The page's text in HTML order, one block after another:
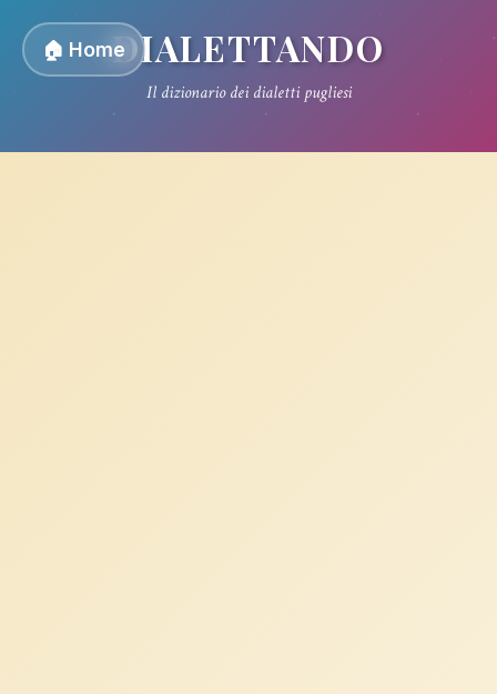
🏠 HomeDIALETTANDO
Il dizionario dei dialetti pugliesi